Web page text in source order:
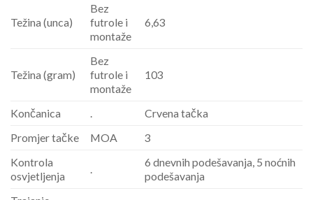
Težina (unca)
Bez
futrole i
montaže
6,63
Težina (gram)
Bez
futrole i
montaže
103
Končanica .
Crvena tačka
Promjer tačke
MOA
3
Kontrola
osvjetljenja
.
6 dnevnih podešavanja, 5 noćnih
podešavanja